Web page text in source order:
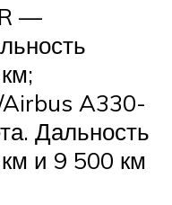
—
A330-
Дальность
и 9 500 км